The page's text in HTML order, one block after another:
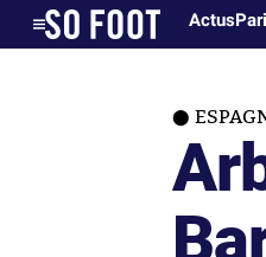
Actus